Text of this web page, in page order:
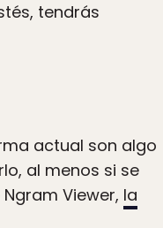
tendrás
actual son algo
al menos si se
Viewer, la